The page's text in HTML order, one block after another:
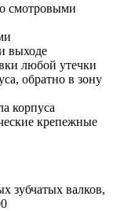
смотровыми
выходе
любой утечки
обратно в зону
корпуса
крепежные
зубчатых валков,